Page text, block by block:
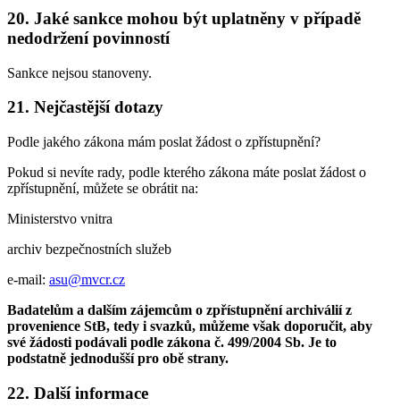
20. Jaké sankce mohou být uplatněny v případě
nedodržení povinností
Sankce nejsou stanoveny.
21. Nejčastější dotazy
Podle jakého zákona mám poslat žádost o zpřístupnění?
Pokud si nevíte rady, podle kterého zákona máte poslat žádost o
zpřístupnění, můžete se obrátit na:
Ministerstvo vnitra
archiv bezpečnostních služeb
e-mail: asu@mvcr.cz
Badatelům a dalším zájemcům o zpřístupnění archiválií z
provenience StB, tedy i svazků, můžeme však doporučit, aby
své žádosti podávali podle zákona č. 499/2004 Sb. Je to
podstatně jednodušší pro obě strany.
22. Další informace